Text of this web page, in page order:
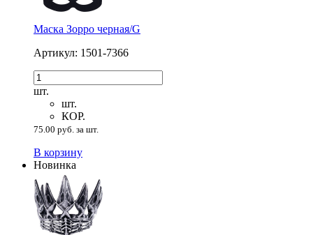
Маска Зорро черная/G
Артикул: 1501-7366
шт.
шт.
КОР.
75.00 руб. за шт.
В корзину
Новинка